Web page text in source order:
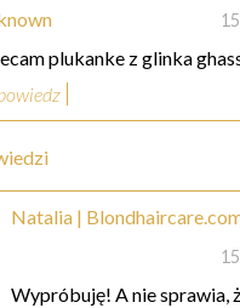
plukanke z glinka
Natalia |
Wypróbuję! A nie sprawia,